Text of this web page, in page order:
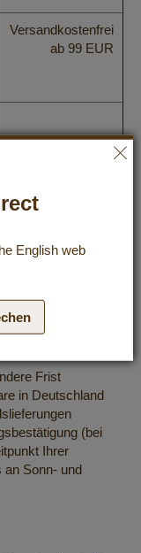
Versandkostenfrei
ab 99 EUR
Frist
in Deutschland
(bei
Ihrer
an Sonn- und
English web